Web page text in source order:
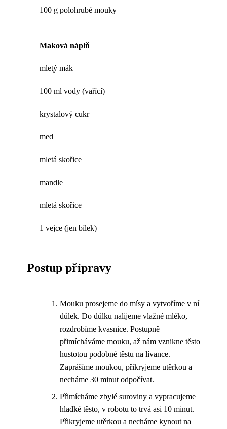
100 g polohrubé mouky
Maková náplň
mletý mák
100 ml vody (vařící)
krystalový cukr
med
mletá skořice
mandle
mletá skořice
1 vejce (jen bílek)
Postup přípravy
Mouku prosejeme do mísy a vytvoříme v ní
důlek. Do důlku nalijeme vlažné mléko,
rozdrobíme kvasnice. Postupně
přimícháváme mouku, až nám vznikne těsto
hustotou podobné těstu na lívance.
Zaprášíme moukou, přikryjeme utěrkou a
necháme 30 minut odpočívat.
Přimícháme zbylé suroviny a vypracujeme
hladké těsto, v robotu to trvá asi 10 minut.
Přikryjeme utěrkou a necháme kynout na